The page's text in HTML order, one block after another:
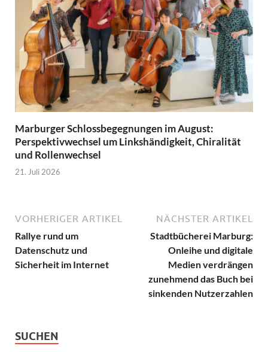
Marburger Schlossbegegnungen im August:
Perspektivwechsel um Linkshändigkeit, Chiralität
und Rollenwechsel
21. Juli 2026
VORHERIGER ARTIKEL
Rallye rund um
Datenschutz und
Sicherheit im Internet
NÄCHSTER ARTIKEL
Stadtbücherei Marburg:
Onleihe und digitale
Medien verdrängen
zunehmend das Buch bei
sinkenden Nutzerzahlen
SUCHEN